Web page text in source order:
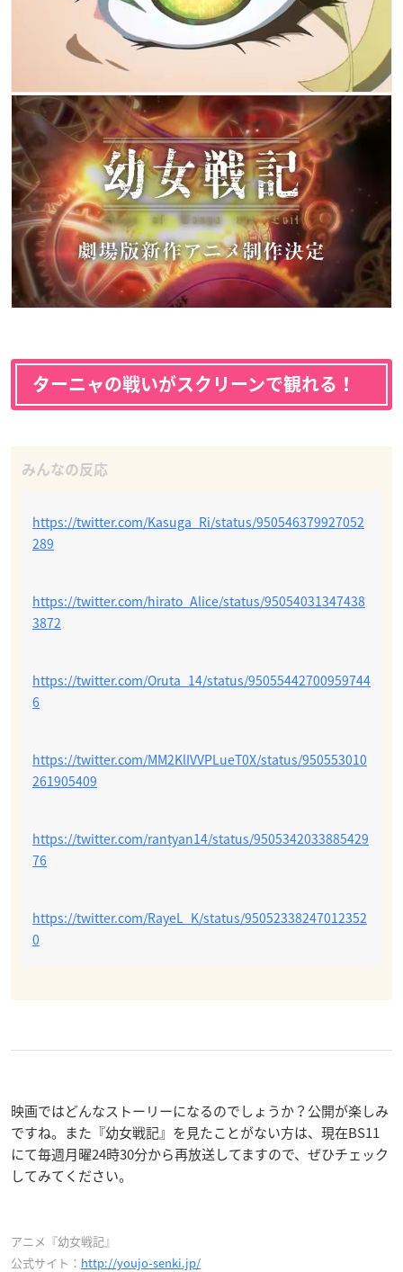
ターニャの戦いがスクリーンで観れる！
https://twitter.com/Kasuga_Ri/status/950546379927052
289
https://twitter.com/hirato_Alice/status/95054031347438
3872
https://twitter.com/Oruta_14/status/95055442700959744
6
https://twitter.com/MM2KlIVVPLueT0X/status/950553010
261905409
https://twitter.com/rantyan14/status/9505342033885429
76
https://twitter.com/RayeL_K/status/95052338247012352
0
映画ではどんなストーリーになるのでしょうか？公開が楽しみ
ですね。また『幼女戦記』を見たことがない方は、現在BS11
にて毎週月曜24時30分から再放送してますので、ぜひチェック
してみてください。
アニメ『幼女戦記』
公式サイト： http://youjo-senki.jp/